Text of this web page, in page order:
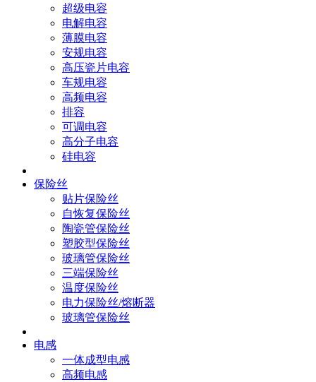
超级电容
电解电容
薄膜电容
安规电容
高压瓷片电容
车规电容
高频电容
排容
可调电容
高分子电容
硅电容
保险丝
贴片保险丝
自恢复保险丝
陶瓷管保险丝
塑胶型保险丝
玻璃管保险丝
三端保险丝
温度保险丝
电力保险丝/熔断器
玻璃管保险丝
电感
一体成型电感
高频电感